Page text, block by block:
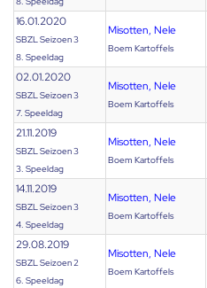
16.01.2020
SBZL Seizoen 3
8. Speeldag
Misotten, Nele
Boem Kartoffels
02.01.2020
SBZL Seizoen 3
7. Speeldag
Misotten, Nele
Boem Kartoffels
21.11.2019
SBZL Seizoen 3
3. Speeldag
Misotten, Nele
Boem Kartoffels
14.11.2019
SBZL Seizoen 3
4. Speeldag
Misotten, Nele
Boem Kartoffels
29.08.2019
SBZL Seizoen 2
6. Speeldag
Misotten, Nele
Boem Kartoffels